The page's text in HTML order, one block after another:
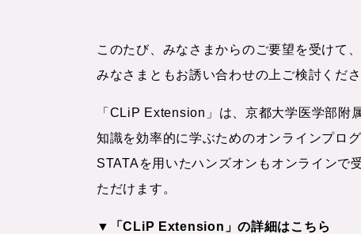
このたび、みなさまからのご要望を受けて
みなさまともお誘い合わせの上ご検討くだ
「CLiP Extension」は、京都大学医学部附
知識を効率的に学ぶためのオンラインプロ
STATAを用いたハンズオンもオンラインで
ただけます。
▼「CLiP Extension」の詳細はこちら